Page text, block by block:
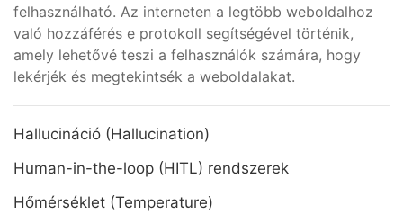
felhasználható. Az interneten a legtöbb weboldalhoz
való hozzáférés e protokoll segítségével történik,
amely lehetővé teszi a felhasználók számára, hogy
lekérjék és megtekintsék a weboldalakat.
Hallucináció (Hallucination)
Human-in-the-loop (HITL) rendszerek
Hőmérséklet (Temperature)